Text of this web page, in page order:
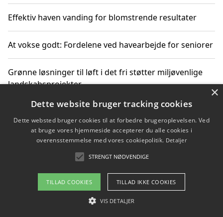
Effektiv haven vanding for blomstrende resultater
At vokse godt: Fordelene ved havearbejde for seniorer
Grønne løsninger til løft i det fri støtter miljøvenlige
landskabsprojekter
Gør haven til et frirum for familien og naturen
Copyright 2026 - Pilanto Aps
Om / kontakt
Blog Betingelser
×
Dette website bruger tracking cookies
Dette websted bruger cookies til at forbedre brugeroplevelsen. Ved
at bruge vores hjemmeside accepterer du alle cookies i
overensstemmelse med vores cookiepolitik. Detaljer
STRENGT NØDVENDIGE
TILLAD COOKIES TILLAD IKKE COOKIES
VIS DETALJER